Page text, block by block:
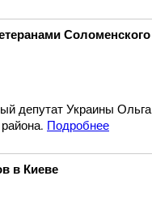
Соломенского
депутат Украины Ольга
Подробнее
в Киеве